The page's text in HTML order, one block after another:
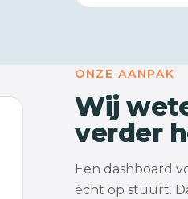
ONZE AANPAK
Wij
verder
Een dashboard
écht op stuurt.